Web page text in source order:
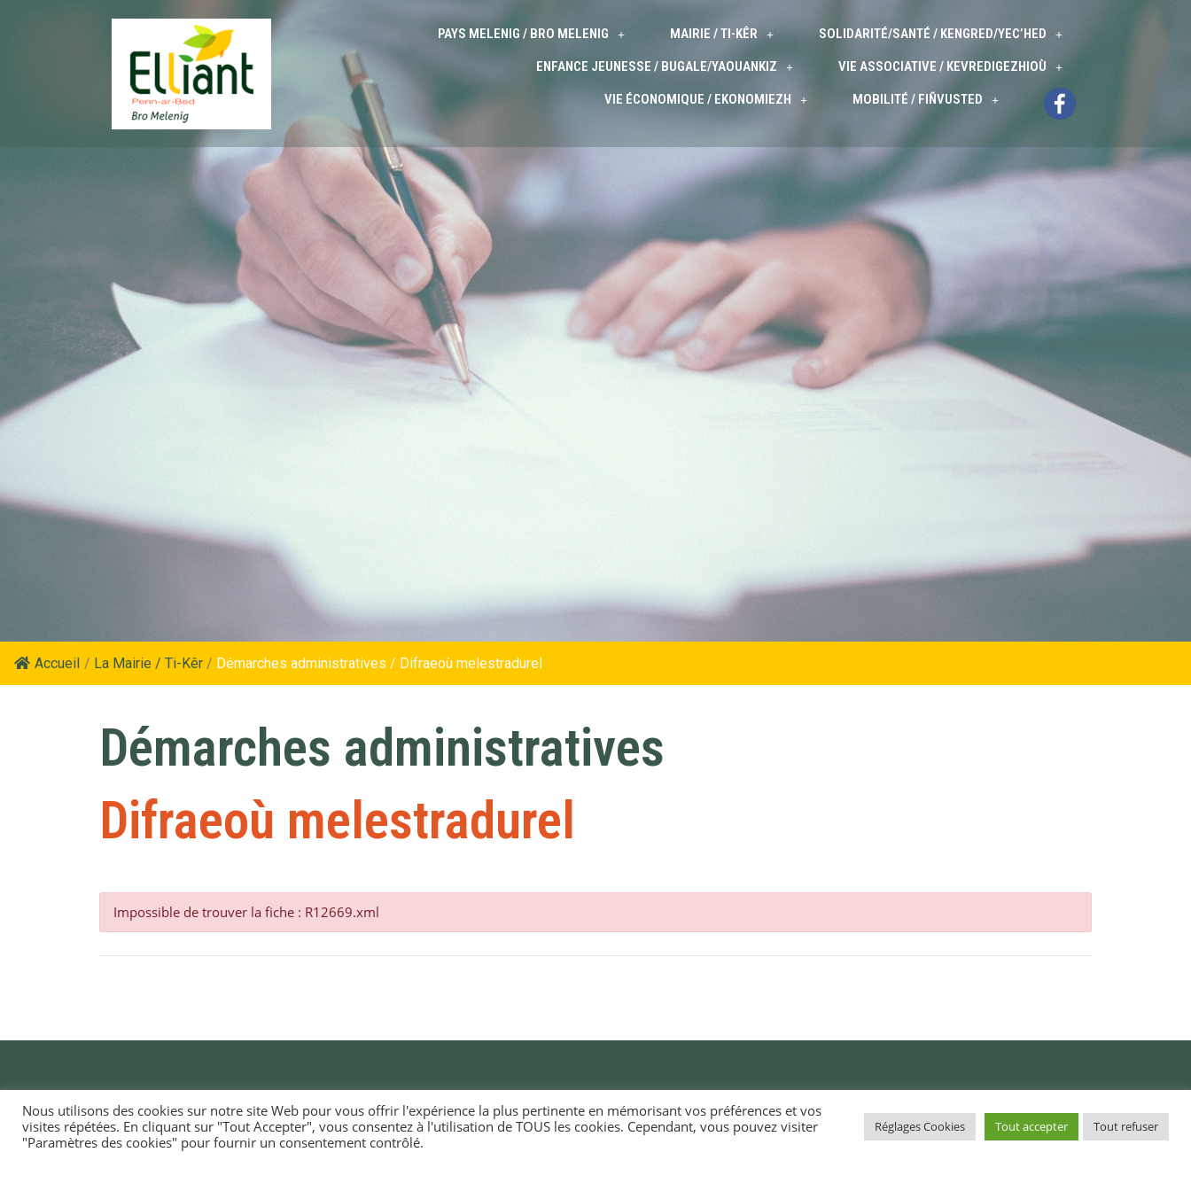
PAYS MELENIG / BRO MELENIG MAIRIE / TI-KÊR SOLIDARITÉ/SANTÉ / KENGRED/YEC’HED
ENFANCE JEUNESSE / BUGALE/YAOUANKIZ VIE ASSOCIATIVE / KEVREDIGEZHIOÙ
VIE ÉCONOMIQUE / EKONOMIEZH MOBILITÉ / FIÑVUSTED
Accueil / La Mairie / Ti-Kêr / Démarches administratives / Difraeoù melestradurel
Démarches administratives
Difraeoù melestradurel
Impossible de trouver la fiche : R12669.xml
MAIRIE D'ELLIANT
TI-KÊR ELIANT
HORAIRES D'OUVERTURE
Action sociale (CCAS) /
Nous utilisons des cookies sur notre site Web pour vous offrir l'expérience la plus pertinente en mémorisant vos préférences et vos
visites répétées. En cliquant sur "Tout Accepter", vous consentez à l'utilisation de TOUS les cookies. Cependant, vous pouvez visiter
"Paramètres des cookies" pour fournir un consentement contrôlé.
Réglages Cookies Tout accepter Tout refuser